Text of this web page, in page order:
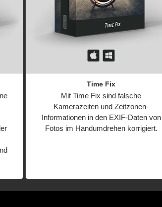
Time Fix
Mit Time Fix sind falsche
Kamerazeiten und Zeitzonen-
Informationen in den EXIF-Daten von
Fotos im Handumdrehen korrigiert.